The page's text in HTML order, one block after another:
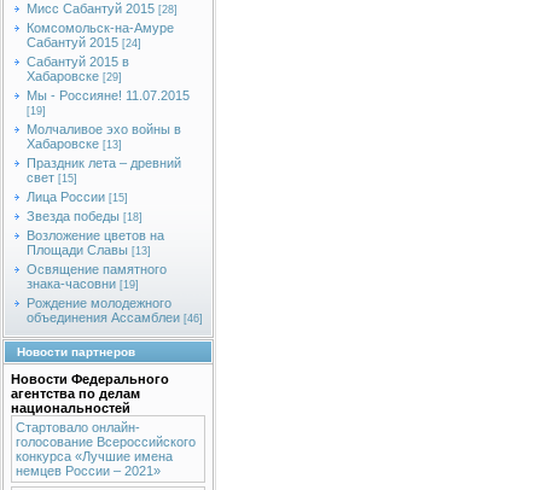
Мисс Сабантуй 2015 [28]
Комсомольск-на-Амуре
Сабантуй 2015 [24]
Сабантуй 2015 в
Хабаровске [29]
Мы - Россияне! 11.07.2015
[19]
Молчаливое эхо войны в
Хабаровске [13]
Праздник лета – древний
свет [15]
Лица России [15]
Звезда победы [18]
Возложение цветов на
Площади Славы [13]
Освящение памятного
знака-часовни [19]
Рождение молодежного
объединения Ассамблеи [46]
Новости партнеров
Новости Федерального
агентства по делам
национальностей
Стартовало онлайн-
голосование Всероссийского
конкурса «Лучшие имена
немцев России – 2021»